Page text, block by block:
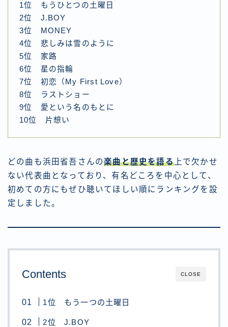
1位 もうひとつの土曜日
2位 J.BOY
3位 MONEY
4位 悲しみは雪のように
5位 家路
6位 星の指輪
7位 初恋（My First Love）
8位 ラストショー
9位 愛という名のもとに
10位 片想い
どの曲も浜田省吾さんの楽曲と歴史を語る上で欠かせ
ない代表曲となっており、有名どころを中心として、
初めての方にもぜひ聴いてほしい順にランキングを設
定しました。
CLOSE
Contents
1位 もう一つの土曜日
2位 J.BOY